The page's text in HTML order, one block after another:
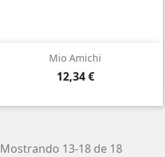
Mio Amichi
Precio
12,34 €
Vista rápida
Mostrando 13-18 de 18